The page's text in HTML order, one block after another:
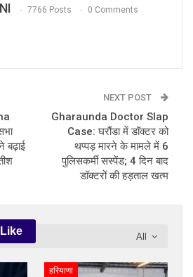
7766 Posts 0 Comments
बढ़ाई
NEXT POST
Gharaunda Doctor Slap
Case: घरौंडा में डॉक्टर को
थप्पड़ मारने के मामले में 6
पुलिसकर्मी सस्पेंड; 4 दिन बाद
डॉक्टरों की हड़ताल खत्म
All
हरियाणा